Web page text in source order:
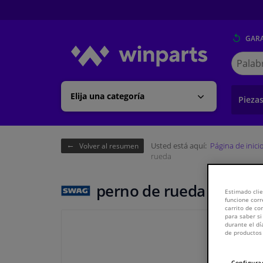
Elija una categoría
Buscar
en
Volver al resumen Usted está aquí: Página de inicio
rueda
perno de rueda
Estimado
funcione
carrito de
para saber
durante el
de